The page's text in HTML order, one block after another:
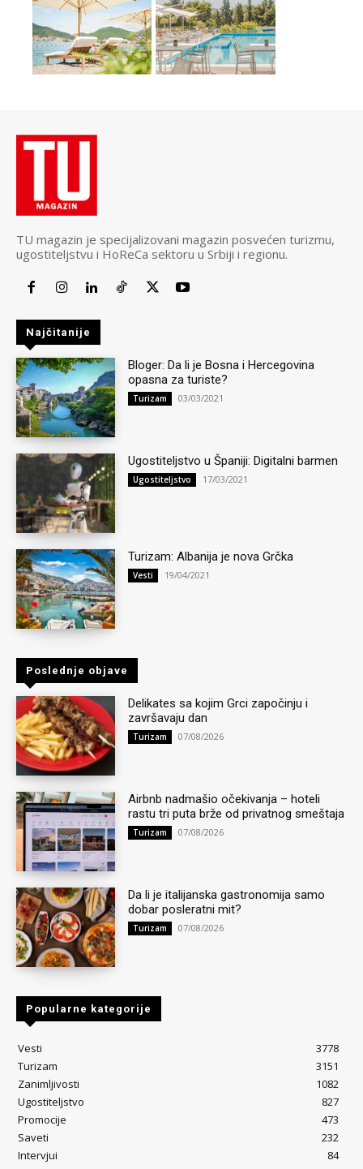
TU magazin je specijalizovani magazin posvećen turizmu,
ugostiteljstvu i HoReCa sektoru u Srbiji i regionu.
Najčitanije
Bloger: Da li je Bosna i Hercegovina
opasna za turiste?
Turizam 03/03/2021
Ugostiteljstvo u Španiji: Digitalni barmen
Ugostiteljstvo 17/03/2021
Turizam: Albanija je nova Grčka
Vesti 19/04/2021
Poslednje objave
Delikates sa kojim Grci započinju i
završavaju dan
Turizam 07/08/2026
Airbnb nadmašio očekivanja – hoteli
rastu tri puta brže od privatnog smeštaja
Turizam 07/08/2026
Da li je italijanska gastronomija samo
dobar posleratni mit?
Turizam 07/08/2026
Popularne kategorije
Vesti
3778
Turizam
3151
Zanimljivosti
1082
Ugostiteljstvo
827
Promocije
473
Saveti
232
Intervjui
84